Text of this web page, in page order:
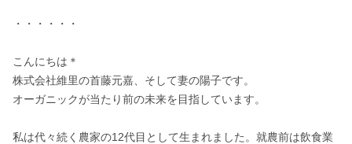
・・・・・・
こんにちは＊
株式会社維里の首藤元嘉、そして妻の陽子です。
オーガニックが当たり前の未来を目指しています。
私は代々続く農家の12代目として生まれました。就農前は飲食業